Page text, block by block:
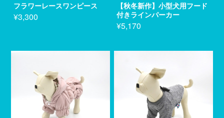
フラワーレースワンピース
¥3,300
【秋冬新作】小型犬用フード
付きラインパーカー
¥5,170